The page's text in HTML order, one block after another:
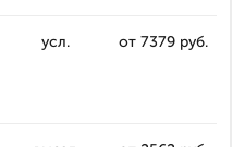
усл. от 7379 руб.